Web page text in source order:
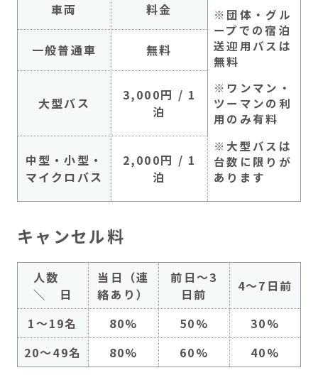
車両 料金
※団体・グル
ープでの宿泊
送迎用バスは
無料
※ワンマン・
ツーマンの利
用のみ有料
※大型バスは
台数に限りが
あります
一般普通車 無料
大型バス
3,000円 / 1
泊
中型・小型・
マイクロバス
2,000円 / 1
泊
キャンセル料
人数
＼ 日
当日（連
絡あり）
前日～3
日前
4～7日前
1～19名 80% 50%
30%
20～49名
80% 60% 40%